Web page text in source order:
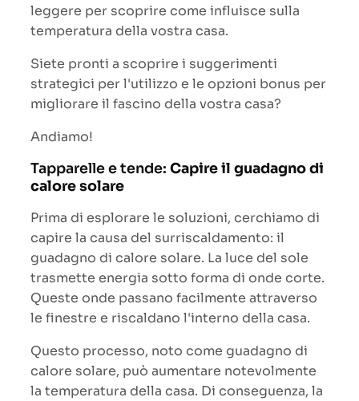
leggere per scoprire come influisce sulla
temperatura della vostra casa.
Siete pronti a scoprire i suggerimenti
strategici per l'utilizzo e le opzioni bonus per
migliorare il fascino della vostra casa?
Andiamo!
Tapparelle e tende: Capire il guadagno di
calore solare
Prima di esplorare le soluzioni, cerchiamo di
capire la causa del surriscaldamento: il
guadagno di calore solare. La luce del sole
trasmette energia sotto forma di onde corte.
Queste onde passano facilmente attraverso
le finestre e riscaldano l'interno della casa.
Questo processo, noto come guadagno di
calore solare, può aumentare notevolmente
la temperatura della casa. Di conseguenza, la